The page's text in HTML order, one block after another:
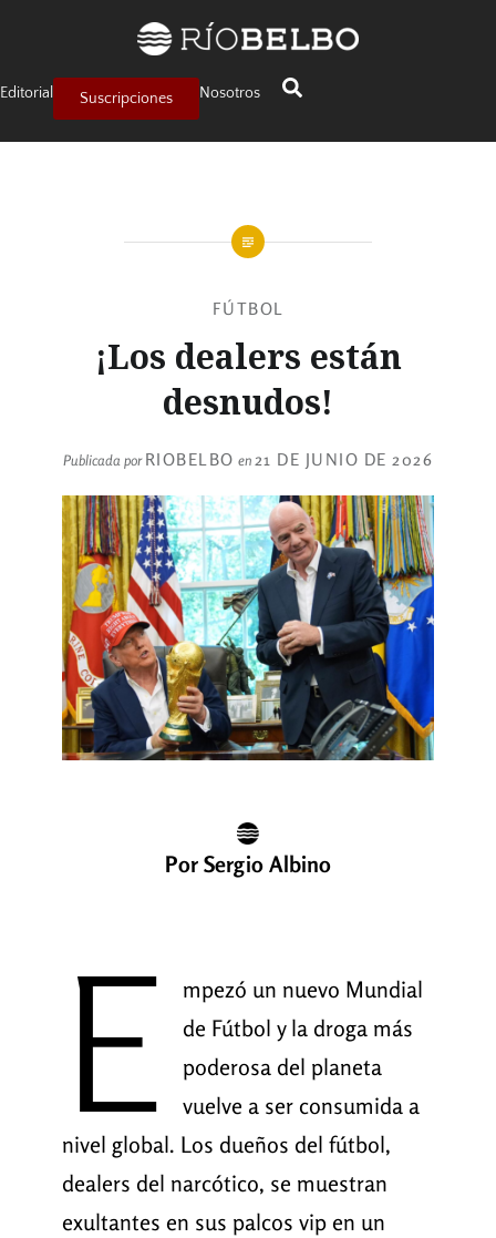
Editorial Suscripciones Nosotros
FÚTBOL
¡Los dealers están
desnudos!
Publicada porRIOBELBO en 21 DE JUNIO DE 2026
Por Sergio Albino
E
mpezó un nuevo Mundial
de Fútbol y la droga más
poderosa del planeta
vuelve a ser consumida a
nivel global. Los dueños del fútbol,
dealers del narcótico, se muestran
exultantes en sus palcos vip en un